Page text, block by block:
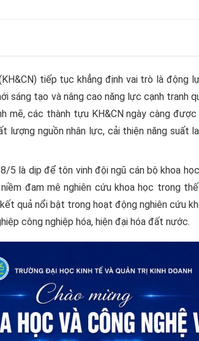
tiếp tục khẳng định vai trò là
sáng tạo và nâng cao năng lực cạnh tranh
mẽ, các thành tựu KH&CN ngày càng
lượng nguồn nhân lực, cải thiện năng suất
5 là dịp để tôn vinh đội ngũ cán bộ khoa
đam mê nghiên cứu khoa học trong
quả nổi bật trong hoạt động nghiên cứu
công nghiệp hóa, hiện đại hóa đất nước.